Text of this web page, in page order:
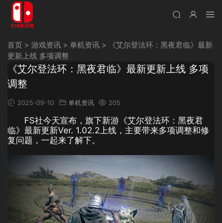
首页 > 游戏资讯 > 单机资讯 >
《艾尔登法环：黑夜君临》最新
更新上线 多项调整
《艾尔登法环：黑夜君临》最新更新上线 多项
调整
2025-09-10 单机资讯 205
FS社今天宣布，旗下新游《艾尔登法环：黑夜君
临》最新更新Ver. 1.02.2上线，主要带来多项调整和修
复问题，一起来了解下。